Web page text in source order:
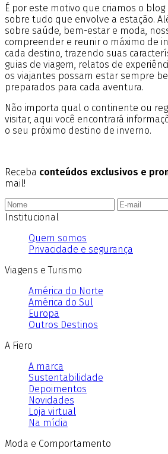
É por este motivo que criamos o blog
sobre tudo que envolve a estação.
sobre saúde, bem-estar e moda,
compreender e reunir o máximo de
cada destino, trazendo suas
guias de viagem, relatos de
os viajantes possam estar sempre
preparados para cada aventura.
Não importa qual o continente ou
visitar, aqui você encontrará
o seu próximo destino de inverno.
Receba conteúdos exclusivos e
mail!
Institucional
Quem somos
Privacidade e segurança
Viagens e Turismo
América do Norte
América do Sul
Europa
Outros Destinos
A Fiero
A marca
Sustentabilidade
Depoimentos
Novidades
Loja virtual
Na mídia
Moda e Comportamento